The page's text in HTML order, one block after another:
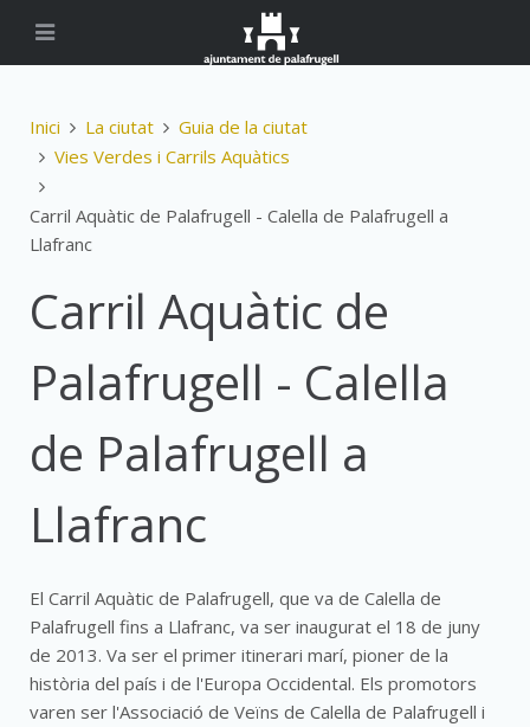
Inici La ciutat
Guia de la ciutat
Vies Verdes i Carrils Aquàtics
Carril Aquàtic de Palafrugell - Calella de Palafrugell a
Llafranc
Carril Aquàtic de
Palafrugell - Calella
de Palafrugell a
Llafranc
El Carril Aquàtic de Palafrugell, que va de Calella de
Palafrugell fins a Llafranc, va ser inaugurat el 18 de juny
de 2013. Va ser el primer itinerari marí, pioner de la
història del país i de l'Europa Occidental. Els promotors
varen ser l'Associació de Veïns de Calella de Palafrugell i